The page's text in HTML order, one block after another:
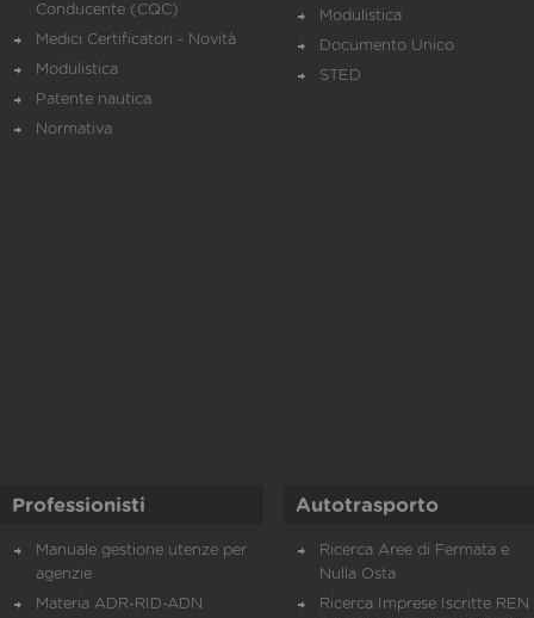
Conducente (CQC)
Medici Certificatori - Novità
Modulistica
Patente nautica
Normativa
Modulistica
Documento Unico
STED
Professionisti
Manuale gestione utenze per
agenzie
Materia ADR-RID-ADN
Autotrasporto
Ricerca Aree di Fermata e
Nulla Osta
Ricerca Imprese Iscritte REN